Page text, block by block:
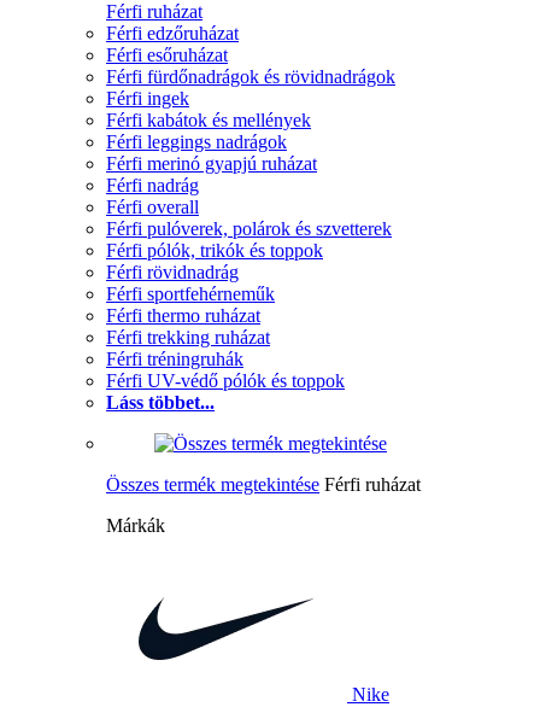
Férfi ruházat
Férfi edzőruházat
Férfi esőruházat
Férfi fürdőnadrágok és rövidnadrágok
Férfi ingek
Férfi kabátok és mellények
Férfi leggings nadrágok
Férfi merinó gyapjú ruházat
Férfi nadrág
Férfi overall
Férfi pulóverek, polárok és szvetterek
Férfi pólók, trikók és toppok
Férfi rövidnadrág
Férfi sportfehérneműk
Férfi thermo ruházat
Férfi trekking ruházat
Férfi tréningruhák
Férfi UV-védő pólók és toppok
Láss többet...
Összes termék megtekintése Férfi ruházat
Márkák
Nike